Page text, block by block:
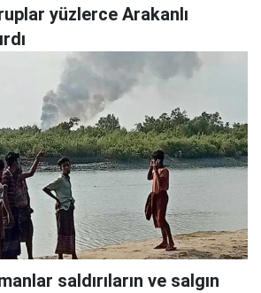
yüzlerce Arakanlı
saldırıların ve salgın